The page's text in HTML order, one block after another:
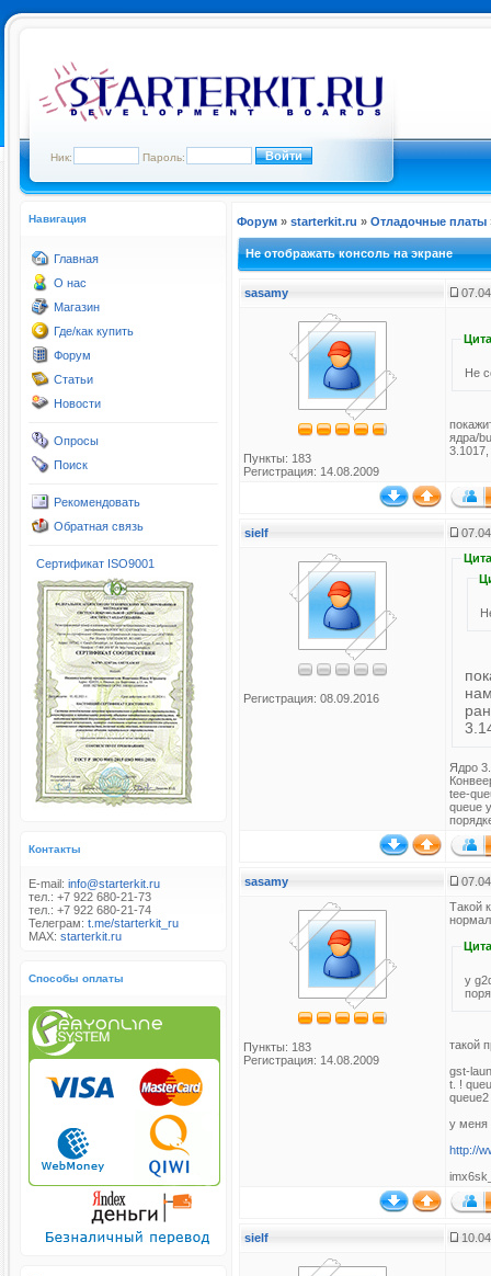
Ник: Пароль:
Навигация
Главная
О нас
Магазин
Где/как купить
Форум
Статьи
Новости
Опросы
Поиск
Рекомендовать
Обратная связь
Сертификат ISO9001
Контакты
E-mail: info@starterkit.ru
тел.: +7 922 680-21-73
тел.: +7 922 680-21-74
Телеграм: t.me/starterkit_ru
MAX: starterkit.ru
Способы оплаты
Форум » starterkit.ru » Отладочные платы
Не отображать консоль на экране
sasamy
Пункты: 183
Регистрация: 14.08.2009
Не
ядра/
sielf
Регистрация: 08.09.2016
раньше
Ядро
tee-
queue
sasamy
Пункты: 183
Регистрация: 14.08.2009
Такой
у
такой
gst-
t. !
у меня
http://
sielf